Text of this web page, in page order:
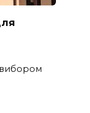
вибором